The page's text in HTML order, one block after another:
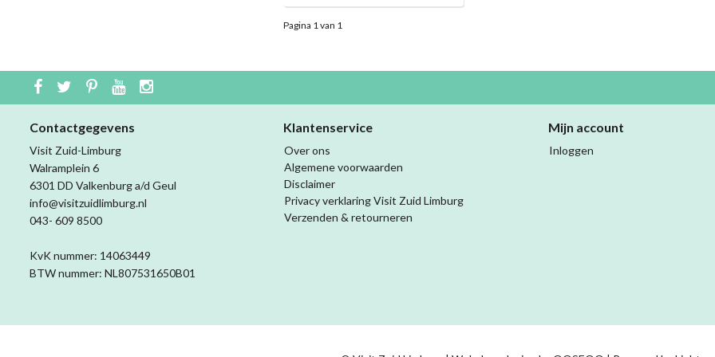
Pagina 1 van 1
Contactgegevens
Visit Zuid-Limburg
Walramplein 6
6301 DD Valkenburg a/d Geul
info@visitzuidlimburg.nl
043- 609 8500
KvK nummer: 14063449
BTW nummer: NL807531650B01
Klantenservice
Over ons
Algemene voorwaarden
Disclaimer
Privacy verklaring Visit Zuid Limburg
Verzenden & retourneren
Mijn account
Inloggen